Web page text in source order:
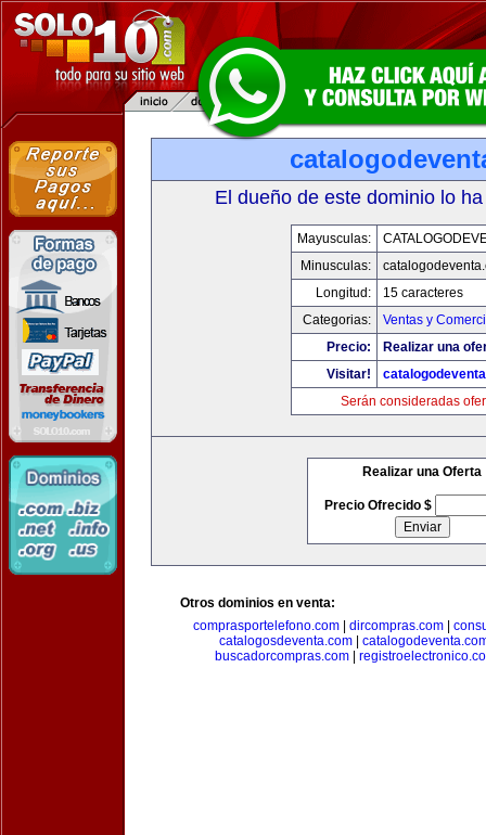
El dueño de este dominio lo
Mayusculas:
Minusculas:
Longitud:
15 caracteres
Categorias:
Ventas y
Precio:
Realizar una
Visitar!
Serán consideradas
Realizar una Oferta
Precio Ofrecido $
Otros dominios en venta:
comprasportelefono.com
dircompras.com
catalogosdeventa.com
buscadorcompras.com